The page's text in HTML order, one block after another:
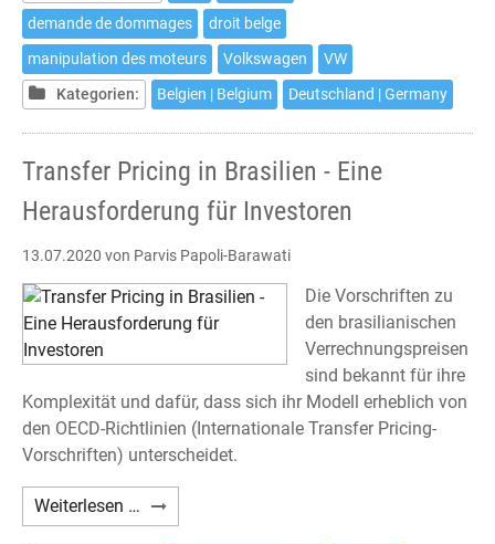
action
en
justice
contre
possible
18
septembre
2020
demande de dommages
droit belge
manipulation des moteurs
Volkswagen
VW
Kategorien:
Belgien | Belgium Deutschland | Germany
Transfer Pricing in Brasilien - Eine
Herausforderung für Investoren
13.07.2020 von Parvis Papoli-Barawati
Die Vorschriften zu
den brasilianischen
Verrechnungspreisen
sind bekannt für ihre
Komplexität und dafür, dass sich ihr Modell erheblich von
den OECD-Richtlinien (Internationale Transfer Pricing-
Vorschriften) unterscheidet.
Weiterlesen … Transfer
Pricing